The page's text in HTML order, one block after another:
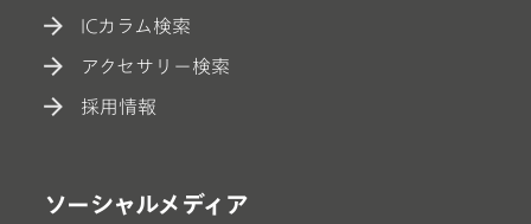
ICカラム検索
アクセサリー検索
採用情報
ソーシャルメディア